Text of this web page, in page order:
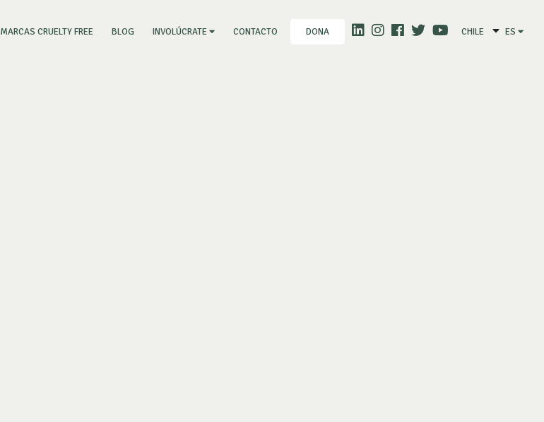
MARCAS CRUELTY FREE BLOG INVOLÚCRATE CONTACTO DONA CHILE ES